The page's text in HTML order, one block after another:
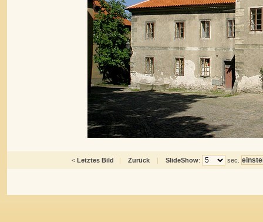
< Letztes Bild | Zurück | SlideShow: sec.